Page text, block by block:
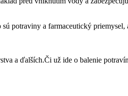
potraviny a farmaceutický priemysel,
a ďalších.Či už ide o balenie